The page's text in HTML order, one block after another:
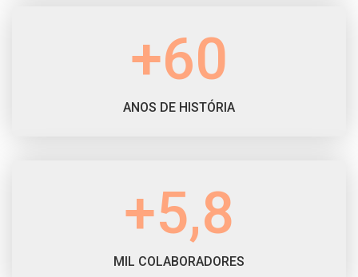
+60
ANOS DE HISTÓRIA
+5,8
MIL COLABORADORES